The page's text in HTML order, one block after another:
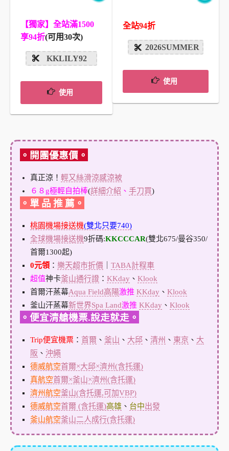
【獨家】全站滿1500
享94折(可用30次)
KKLILY92
使用
全站94折
2026SUMMER
使用
。開團優惠價。
真正涼！ 輕又絲滑涼感涼被
６８g極輕自拍棒(詳細介紹 、 手刀買)
。單 品 推 薦。
桃園機場接送機(雙北只要740)
全球機場接送機9折碼:KKCCCAR(雙北675/曼谷350/
首爾1300起)
0元領： 樂天超市折價｜ TABA計程車
超值神卡釜山通行證： KKday 、 Klook
首爾汗蒸幕Aqua Field高陽激推 KKday 、 Klook
釜山汗蒸幕新世界Spa Land激推 KKday 、 Klook
。便宜清艙機票.說走就走。
Trip便宜機票： 首爾 、 釜山 、 大邱、 清州 、 東京 、 大
阪 、 沖繩
德威航空首爾×大邱×濟州(含托運)
真航空首爾×釜山×濟州(含托運)
濟州航空釜山(含托運,可加VBP)
德威航空首爾 (含托運)高雄 、 台中出發
釜山航空釜山二人成行(含托運)